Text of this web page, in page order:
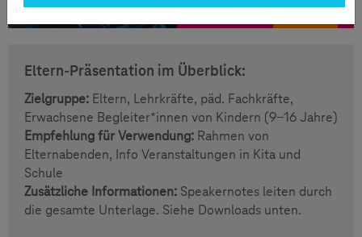
Eltern-Präsentation im Überblick:
Zielgruppe: Eltern, Lehrkräfte, päd. Fachkräfte,
Erwachsene Begleiter*innen von Kindern (9-16 Jahre)
Empfehlung für Verwendung: Rahmen von
Elternabenden, Info Veranstaltungen in Kita und
Schule
Zusätzliche Informationen: Speakernotes leiten durch
die gesamte Unterlage. Siehe Downloads unten.